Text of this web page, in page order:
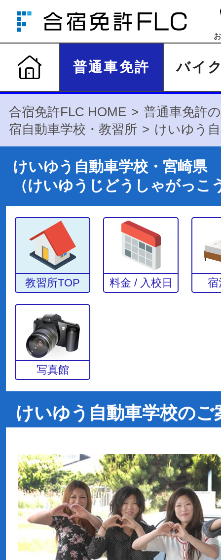
普通車免許 バイ
合宿免許FLC HOME
普通車免許
宿自動車学校・教習所
けいゆう
けいゆう自動車学校・宮崎県
（けいゆうじどうしゃがっこ
教習所TOP 料金 / 入校日 宿
写真館
けいゆう自動車学校のご